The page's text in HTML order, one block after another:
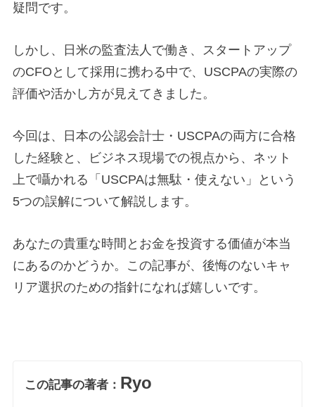
疑問です。
しかし、日米の監査法人で働き、スタートアップ
のCFOとして採用に携わる中で、USCPAの実際の
評価や活かし方が見えてきました。
今回は、日本の公認会計士・USCPAの両方に合格
した経験と、ビジネス現場での視点から、ネット
上で囁かれる「USCPAは無駄・使えない」という
5つの誤解について解説します。
あなたの貴重な時間とお金を投資する価値が本当
にあるのかどうか。この記事が、後悔のないキャ
リア選択のための指針になれば嬉しいです。
この記事の著者： Ryo